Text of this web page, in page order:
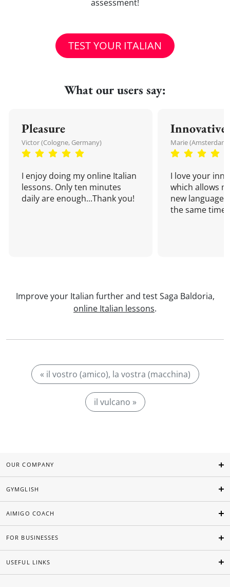
assessment!
TEST YOUR ITALIAN
What our users say:
Pleasure
Victor (Cologne, Germany)
I enjoy doing my online Italian
lessons. Only ten minutes
daily are enough...Thank you!
Innovative
Marie
I love your
which allows
new language
the same time!
Improve your Italian further and test Saga Baldoria,
online Italian lessons.
« il vostro (amico), la vostra (macchina)
il vulcano »
OUR COMPANY
GYMGLISH
AIMIGO COACH
FOR BUSINESSES
USEFUL LINKS